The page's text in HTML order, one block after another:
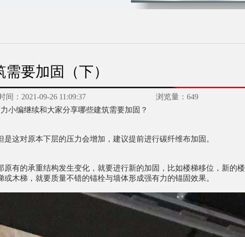
要加固（下）
间： 2021-09-26 11:09:37 浏览量： 649
小编继续和大家分享哪些建筑需要加固？
这对原本下层的压力会增加，建议提前进行碳纤维布加固 。
有的承重结构发生变化，就要进行新的加固，比如楼梯移位，新的楼
木梯，就要质量不错的锚栓与墙体形成强有力的锚固效果。